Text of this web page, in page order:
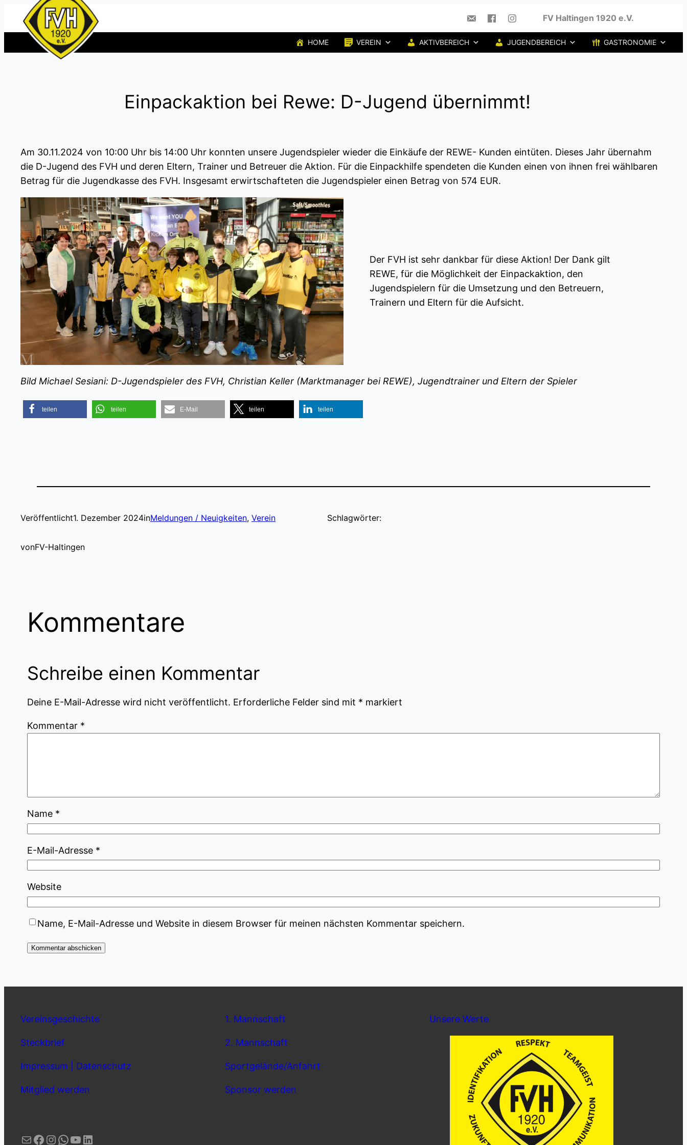
Inhalt
springen
FV Haltingen 1920 e.V.
HOME VEREIN AKTIVBEREICH JUGENDBEREICH GASTRONOMIE
Einpackaktion bei Rewe: D-Jugend übernimmt!
Am 30.11.2024 von 10:00 Uhr bis 14:00 Uhr konnten unsere Jugendspieler wieder die Einkäufe der REWE- Kunden eintüten. Dieses Jahr übernahm
die D-Jugend des FVH und deren Eltern, Trainer und Betreuer die Aktion. Für die Einpackhilfe spendeten die Kunden einen von ihnen frei wählbaren
Betrag für die Jugendkasse des FVH. Insgesamt erwirtschafteten die Jugendspieler einen Betrag von 574 EUR.
Der FVH ist sehr dankbar für diese Aktion! Der Dank gilt
REWE, für die Möglichkeit der Einpackaktion, den
Jugendspielern für die Umsetzung und den Betreuern,
Trainern und Eltern für die Aufsicht.
Bild Michael Sesiani: D-Jugendspieler des FVH, Christian Keller (Marktmanager bei REWE), Jugendtrainer und Eltern der Spieler
teilen teilen E-Mail teilen teilen
Veröffentlicht1. Dezember 2024inMeldungen / Neuigkeiten, Verein
vonFV-Haltingen
Schlagwörter:
Kommentare
Schreibe einen Kommentar
Deine E-Mail-Adresse wird nicht veröffentlicht. Erforderliche Felder sind mit * markiert
Kommentar *
Name *
E-Mail-Adresse *
Website
Name, E-Mail-Adresse und Website in diesem Browser für meinen nächsten Kommentar speichern.
Vereinsgeschichte
Steckbrief
Impressum | Datenschutz
Mitglied werden
E-Mail Facebook Instagram WhatsApp YouTube LinkedIn
1. Mannschaft
2. Mannschaft
Sportgelände/Anfahrt
Sponsor werden
Unsere Werte